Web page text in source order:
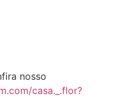
nosso
casa._.flor?